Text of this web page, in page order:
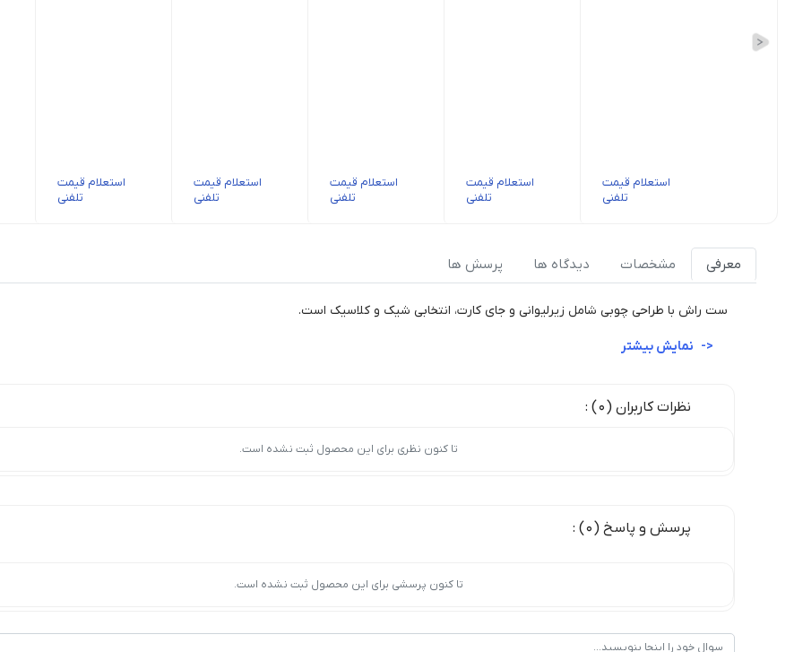
استعلام قیمت
تلفنی
استعلام قیمت
تلفنی
استعلام قیمت
تلفنی
استعلام قیمت
تلفنی
استعلام قیمت
تلفنی
معرفی مشخصات دیدگاه ها پرسش ها
ست راش با طراحی چوبی شامل زیرلیوانی و جای کارت، انتخابی شیک و کلاسیک است.
نظرات کاربران (0) :
تا کنون نظری برای این محصول ثبت نشده است.
پرسش و پاسخ (0) :
تا کنون پرسشی برای این محصول ثبت نشده است.